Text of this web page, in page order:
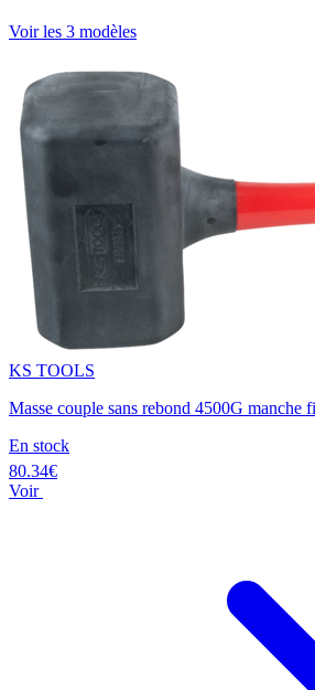
Voir les 3 modèles
KS TOOLS
Masse couple sans rebond 4500G manche
En stock
80.34€
Voir